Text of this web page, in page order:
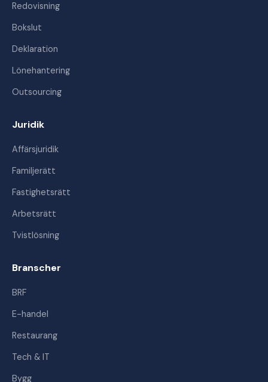
Redovisning
Bokslut
Deklaration
Lönehantering
Outsourcing
Juridik
Affärsjuridik
Familjerätt
Fastighetsrätt
Arbetsrätt
Tvistlösning
Branscher
BRF
E-handel
Restaurang
Tech & IT
Bygg